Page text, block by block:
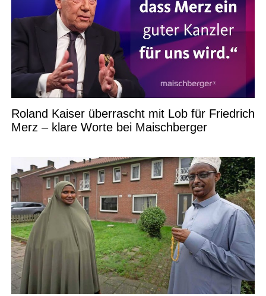
Roland Kaiser überrascht mit Lob für Friedrich
Merz – klare Worte bei Maischberger